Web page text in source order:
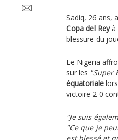
Sadiq, 26 ans,
Copa del Reyà
blessure du
Le Nigeria
sur les "Super
équatoriale
victoire 2-0
"Je suis
"Ce que je